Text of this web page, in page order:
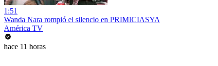
1:51
Wanda Nara rompió el silencio en PRIMICIASYA
América TV
hace 11 horas